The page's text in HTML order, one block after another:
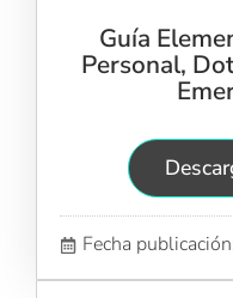
Guía
Personal,
Fecha